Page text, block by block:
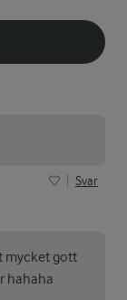
Svar
mycket gott
hahaha